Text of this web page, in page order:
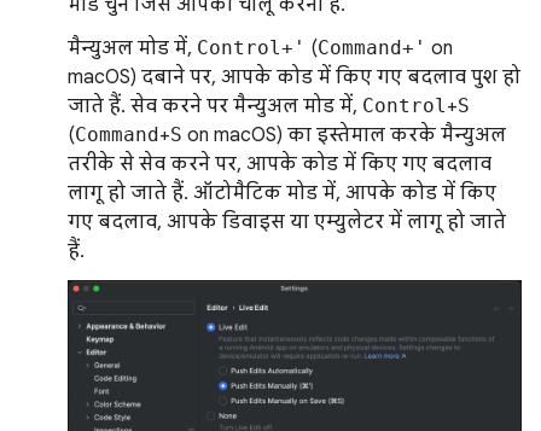
मोड चुनें जिसे आपको चालू करना है.
मैन्युअल मोड में, Control+' (Command+' on
macOS) दबाने पर, आपके कोड में किए गए बदलाव पुश हो
जाते हैं. सेव करने पर मैन्युअल मोड में, Control+S
(Command +S on macOS) का इस्तेमाल करके मैन्युअल
तरीके से सेव करने पर, आपके कोड में किए गए बदलाव
लागू हो जाते हैं. ऑटोमैटिक मोड में, आपके कोड में किए
गए बदलाव, आपके डिवाइस या एम्युलेटर में लागू हो जाते
हैं.